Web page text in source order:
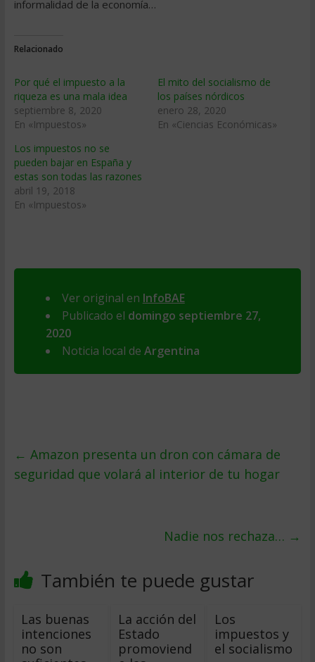
informalidad de la economía…
Relacionado
Por qué el impuesto a la
riqueza es una mala idea
septiembre 8, 2020
En «Impuestos»
El mito del socialismo de
los países nórdicos
enero 28, 2020
En «Ciencias Económicas»
Los impuestos no se
pueden bajar en España y
estas son todas las razones
abril 19, 2018
En «Impuestos»
Ver original en InfoBAE
Publicado el domingo septiembre 27,
2020
Noticia local de Argentina
← Amazon presenta un dron con cámara de
seguridad que volará al interior de tu hogar
Nadie nos rechaza… →
También te puede gustar
Las buenas
intenciones
no son
La acción del
Estado
promoviend
Los
impuestos y
el socialismo